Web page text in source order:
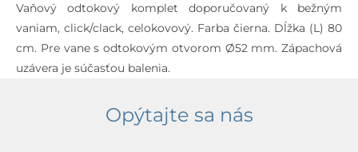
Vaňový odtokový komplet doporučovaný k bežným
vaniam, click/clack, celokovový. Farba čierna. Dĺžka (L) 80
cm. Pre vane s odtokovým otvorom Ø52 mm. Zápachová
uzávera je súčasťou balenia.
Opýtajte sa nás